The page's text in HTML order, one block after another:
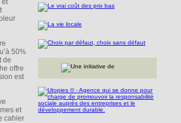
et
50%
de
offre
est
et
cahier